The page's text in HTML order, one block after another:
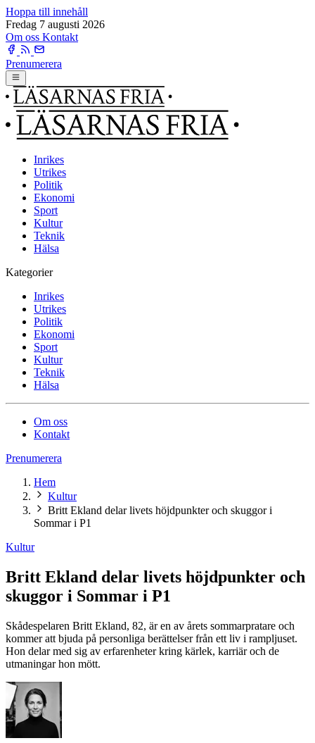
Hoppa till innehåll
Fredag 7 augusti 2026
Om oss Kontakt
Prenumerera
Inrikes
Utrikes
Politik
Ekonomi
Sport
Kultur
Teknik
Hälsa
Kategorier
Inrikes
Utrikes
Politik
Ekonomi
Sport
Kultur
Teknik
Hälsa
Om oss
Kontakt
Prenumerera
Hem
Kultur
Britt Ekland delar livets höjdpunkter och skuggor i
Sommar i P1
Kultur
Britt Ekland delar livets höjdpunkter och
skuggor i Sommar i P1
Skådespelaren Britt Ekland, 82, är en av årets sommarpratare och
kommer att bjuda på personliga berättelser från ett liv i rampljuset.
Hon delar med sig av erfarenheter kring kärlek, karriär och de
utmaningar hon mött.